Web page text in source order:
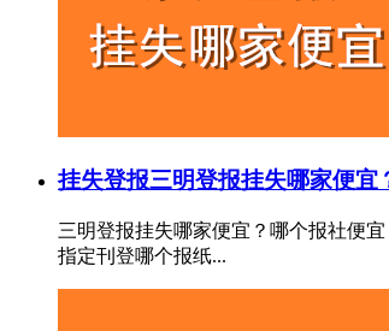
挂失登报三明登报挂失哪家便宜
三明登报挂失哪家便宜？哪个报社便
指定刊登哪个报纸...